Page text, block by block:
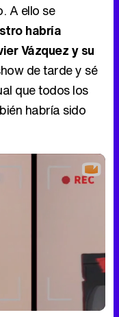
A ello se
habría
Vázquez y su
de tarde y sé
que todos los
habría sido